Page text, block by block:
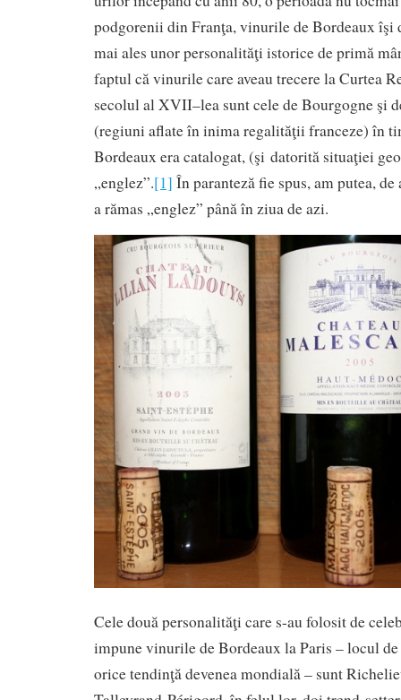
podgorenii din Franţa, vinurile de Bordeaux îşi
mai ales unor personalităţi istorice de primă
faptul că vinurile care aveau trecere la Curtea
secolul al XVII–lea sunt cele de Bourgogne şi
(regiuni aflate în inima regalităţii franceze) în
Bordeaux era catalogat, (şi datorită situaţiei
„englez”.[1] În paranteză fie spus, am putea,
a rămas „englez” până în ziua de azi.
Cele două personalităţi care s-au folosit de
impune vinurile de Bordeaux la Paris – locul
orice tendinţă devenea mondială – sunt